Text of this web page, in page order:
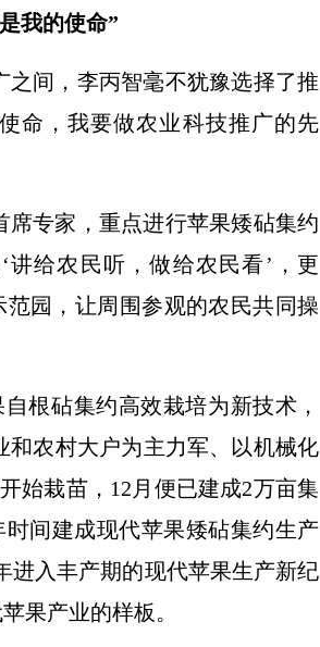
我的使命”
之间，李丙智毫不犹豫选择了推
命，我要做农业科技推广的先
席专家，重点进行苹果矮砧集约
给农民听，做给农民看’，更
范园，让周围参观的农民共同操
根砧集约高效栽培为新技术，
和农村大户为主力军、以机械化
始栽苗，12月便已建成2万亩集
间建成现代苹果矮砧集约生产
进入丰产期的现代苹果生产新纪
果产业的样板。